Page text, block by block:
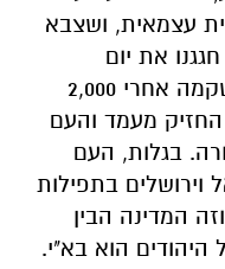
עצמאית, ושצבא
את יום
העצמאות ה-69 של המדינה, שקמה אחרי 2,000
החזיק מעמד והעם
בגלות, העם
בתפילות
המדינה הבין
הוא בא"י.